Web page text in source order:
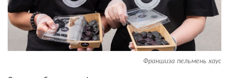
Франшиза пельмень хаус